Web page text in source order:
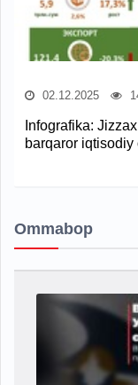
02.12.2025
Infografika:
barqaror iqtisodiy
Ommabop